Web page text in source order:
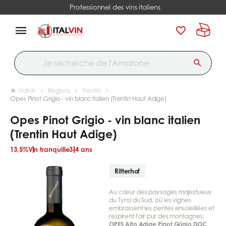
Professionnel des vins italiens
Italvin Régions
Trentin
Opes Pinot Grigio - vin blanc italien (Trentin Haut Adige)
Opes Pinot Grigio - vin blanc italien
(Trentin Haut Adige)
13,5%Vin tranquille3-4 ans
Ritterhof
Au cœur des paysages majestueux
du Tyrol du Sud, où les vignes
embrassent les pentes ensoleillées et
respirent l’air pur des montagnes,
OPES Alto Adige Pinot Grigio DOC